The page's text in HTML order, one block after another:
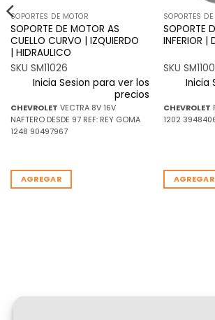
SOPORTES DE MOTOR
SOPORTE DE MOTOR AS
CUELLO CURVO | IZQUIERDO
| HIDRAULICO
SKU SM11026
Inicia Sesion para ver los
precios
CHEVROLET VECTRA 8V 16V
NAFTERO DESDE 97 REF: REY GOMA
1248 90497967
AGREGAR
SOPORTES
SOPORTE
INFERIOR |
SKU
Inicia
CHEVROLET
1202
AGREGAR